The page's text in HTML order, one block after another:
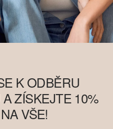
K ODBĚRU
ZÍSKEJTE 10%
VŠE!